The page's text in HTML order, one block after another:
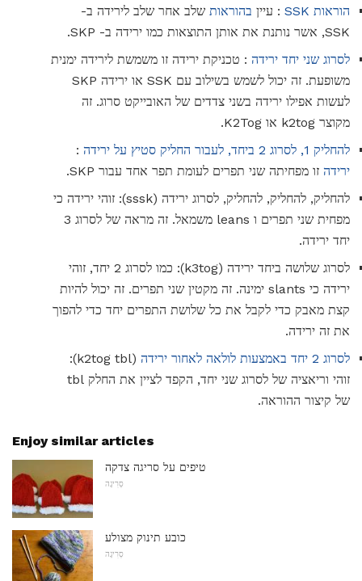
הוראות SSK : עיין בהוראות שלב אחר שלב לירידה ב-
SSK, אשר נותנת את אותן התוצאות כמו ירידה ב- SKP.
לסרוג שני יחד ירידה : טכניקת ירידה זו משמשת לירידה ימנית
משופעת. זה יכול לשמש בשילוב עם SSK או ירידה SKP
לעשות אפילו ירידה בשני צדדים של האובייקט סרוג. זה
מקוצר k2tog או K2Tog.
להחליק 1, לסרוג 2 ביחד, לעבור החליק סטיץ על ירידה
:
ירידה זו מפחיתה שני תפרים לעומת תפר אחד עבור SKP.
להחליק, להחליק, להחליק, לסרוג ירידה (sssk): זוהי ירידה כי
מפחית שני תפרים ו leans משמאל. זה מראה של לסרוג 3
יחד ירידה.
לסרוג שלושה ביחד ירידה (k3tog): כמו לסרוג 2 יחד, זוהי
ירידה כי slants ימינה. זה מקטין שני תפרים. זה יכול להיות
קצת מאבק כדי לקבל את כל שלושת התפרים יחד כדי להפוך
את זה ירידה.
לסרוג 2 יחד באמצעות לולאה לאחור ירידה
(k2tog tbl):
זוהי וריאציה של לסרוג שני יחד, הקפד לציין את החלק tbl
של קיצור ההוראה.
Enjoy similar articles
טיפים על סריגה צדקה
סְרִיגָה
כובע תינוק מצולע
סְרִיגָה